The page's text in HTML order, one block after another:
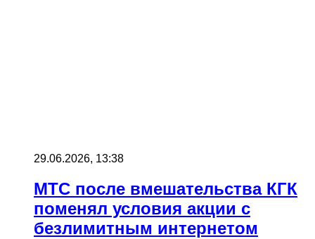
29.06.2026, 13:38
МТС после вмешательства КГК
поменял условия акции с
безлимитным интернетом